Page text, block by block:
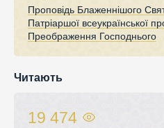
Проповідь Блаженнішого
Патріаршої всеукраїнської
Преображення Господнього
Читають
19 474